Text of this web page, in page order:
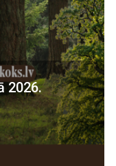
2026.